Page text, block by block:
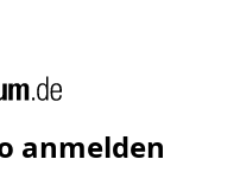
anmelden